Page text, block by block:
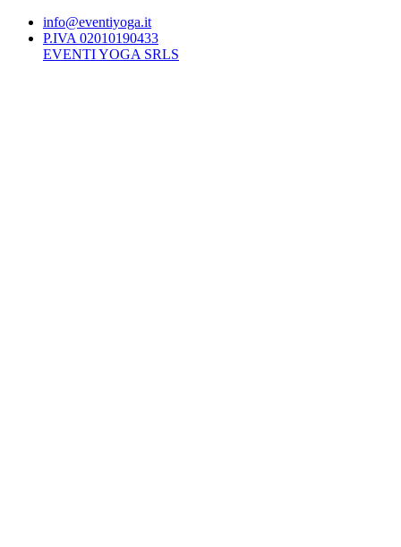
info@eventiyoga.it
P.IVA 02010190433
EVENTI YOGA SRLS